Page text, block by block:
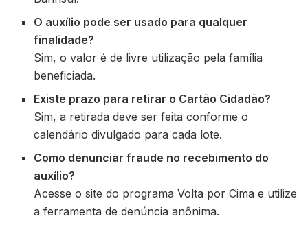
O auxílio pode ser usado para qualquer
finalidade?
Sim, o valor é de livre utilização pela família
beneficiada.
Existe prazo para retirar o Cartão Cidadão?
Sim, a retirada deve ser feita conforme o
calendário divulgado para cada lote.
Como denunciar fraude no recebimento do
auxílio?
Acesse o site do programa Volta por Cima e utilize
a ferramenta de denúncia anônima.